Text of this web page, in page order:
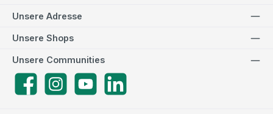
Unsere Adresse
Unsere Communities
FacebookInstagramYouTube
Unsere Shops